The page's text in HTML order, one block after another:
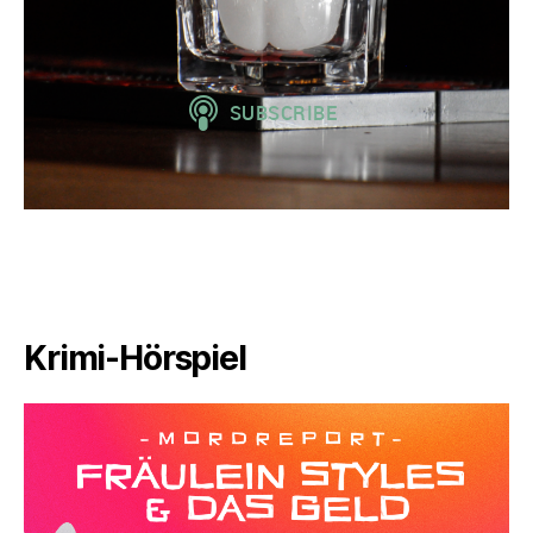
Krimi-Hörspiel